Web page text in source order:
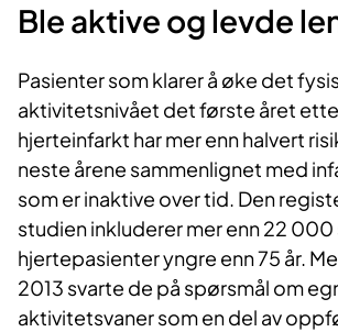
Ble aktive og levde
Pasienter som klarer å øke det
aktivitetsnivået det første året
hjerteinfarkt har mer enn halvert
neste årene sammenlignet med
som er inaktive over tid. Den
studien inkluderer mer enn 22 000
hjertepasienter yngre enn 75 år.
2013 svarte de på spørsmål om
aktivitetsvaner som en del av